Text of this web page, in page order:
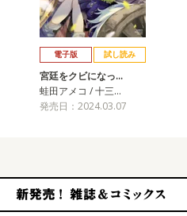
電子版 試し読み
宮廷をクビになっ…
蛙田アメコ / 十三…
発売日：2024.03.07